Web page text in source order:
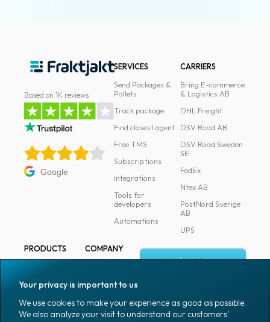
Based on 1K reviews
Google
SERVICES
Send Packages &
Pallets
Track package
Find closest agent
Free TMS
Subscriptions
Integrations
Tools for
developers
Automations
CARRIERS
Bring E-commerce
& Logistics AB
DHL Freight
DSV Road AB
DSV Road Sweden
SE
FedEx
Ntex AB
PostNord Sverige
AB
UPS
PRODUCTS
Marking
Packaging
Packaging
COMPANY
Media
Coworkers
Log in
Sign up
Your privacy is important to us
We use cookies to make your experience as good as possible.
We also analyze your visit to understand our customers'